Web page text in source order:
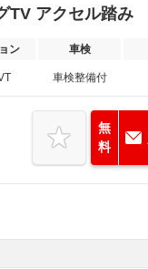
TV アクセル踏み
ン 車検
車検整備付
無
料